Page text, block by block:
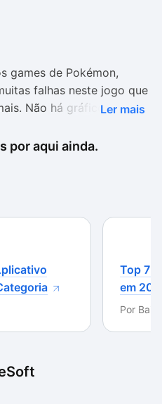
games de Pokémon,
falhas neste jogo que
Não há gráficos, pois
em textos, inclusive as
uma boa opção para
muitas espécies a mais.
trocar de Pokémon
não é possível atribuir
Ler mais
por aqui ainda.
Top 7
em
Por